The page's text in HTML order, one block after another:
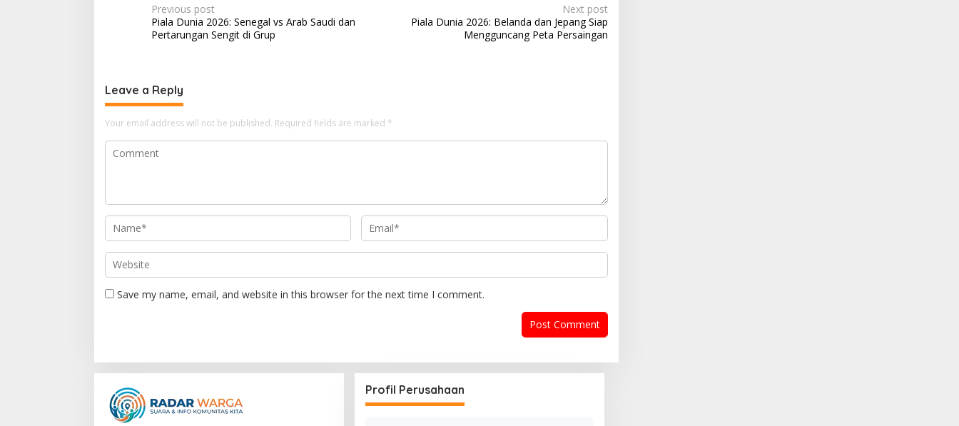
P
o
n
a
v
i
t
o
n
Previous post
Piala Dunia 2026: Senegal vs Arab Saudi dan
Pertarungan Sengit di Grup
Next post
Piala Dunia 2026: Belanda dan Jepang Siap
Mengguncang Peta Persaingan
Leave a Reply
Your email address will not be published. Required fields are marked *
Save my name, email, and website in this browser for the next time I comment.
Profil Perusahaan